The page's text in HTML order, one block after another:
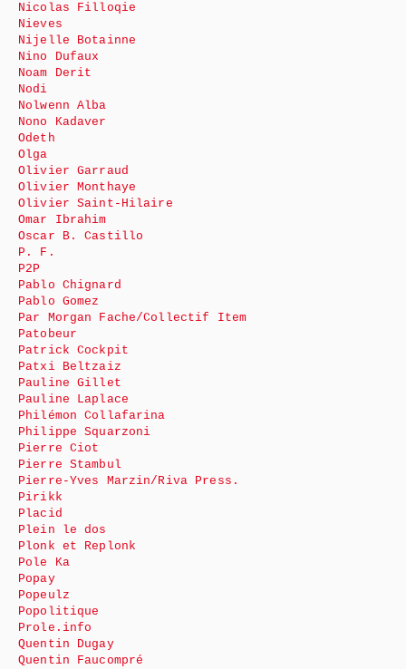
Nicolas Filloqie
Nieves
Nijelle Botainne
Nino Dufaux
Noam Derit
Nodi
Nolwenn Alba
Nono Kadaver
Odeth
Olga
Olivier Garraud
Olivier Monthaye
Olivier Saint-Hilaire
Omar Ibrahim
Oscar B. Castillo
P. F.
P2P
Pablo Chignard
Pablo Gomez
Par Morgan Fache/Collectif Item
Patobeur
Patrick Cockpit
Patxi Beltzaiz
Pauline Gillet
Pauline Laplace
Philémon Collafarina
Philippe Squarzoni
Pierre Ciot
Pierre Stambul
Pierre-Yves Marzin/Riva Press.
Pirikk
Placid
Plein le dos
Plonk et Replonk
Pole Ka
Popay
Popeulz
Popolitique
Prole.info
Quentin Dugay
Quentin Faucompré